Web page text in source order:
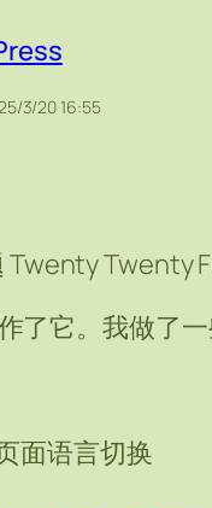
3/20 16:55
Twenty
了它。我做了
面语言切换